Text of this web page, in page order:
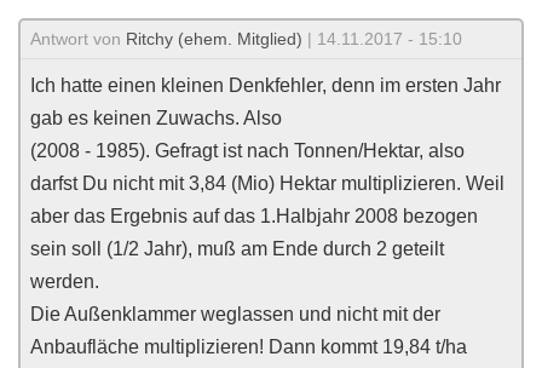
Antwort von Ritchy (ehem. Mitglied) | 14.11.2017 - 15:10
Ich hatte einen kleinen Denkfehler, denn im ersten Jahr
gab es keinen Zuwachs. Also
(2008 - 1985). Gefragt ist nach Tonnen/Hektar, also
darfst Du nicht mit 3,84 (Mio) Hektar multiplizieren. Weil
aber das Ergebnis auf das 1.Halbjahr 2008 bezogen
sein soll (1/2 Jahr), muß am Ende durch 2 geteilt
werden.
Die Außenklammer weglassen und nicht mit der
Anbaufläche multiplizieren! Dann kommt 19,84 t/ha